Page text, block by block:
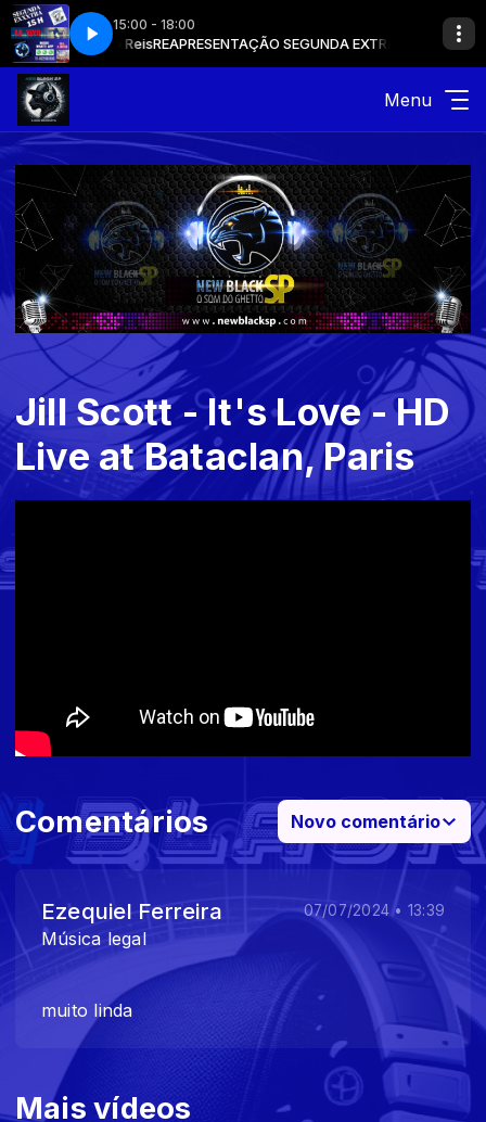
15:00 - 18:00
João ReisREAPRESENTAÇÃO SEGUNDA EXTRA com João Reis
Menu
Jill Scott - It's Love - HD
Live at Bataclan, Paris
Mais vídeos
Comentários Novo comentário
Música legal
muito linda
Ezequiel Ferreira 07/07/2024 • 13:39